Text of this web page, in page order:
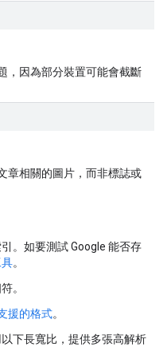
，因為部分裝置可能會截斷
章相關的圖片，而非標誌或
。如要測試 Google 能否存
。
。
援的格式。
下長寬比，提供多張高解析